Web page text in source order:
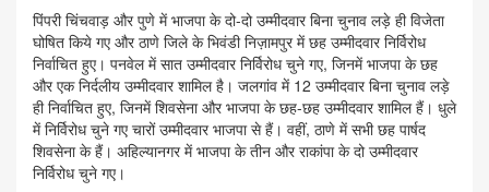
पिंपरी चिंचवाड़ और पुणे में भाजपा के दो-दो उम्मीदवार बिना चुनाव लड़े ही विजेता
घोषित किये गए और ठाणे जिले के भिवंडी निज़ामपुर में छह उम्मीदवार निर्विरोध
निर्वाचित हुए। पनवेल में सात उम्मीदवार निर्विरोध चुने गए, जिनमें भाजपा के छह
और एक निर्दलीय उम्मीदवार शामिल है। जलगांव में 12 उम्मीदवार बिना चुनाव लड़े
ही निर्वाचित हुए, जिनमें शिवसेना और भाजपा के छह-छह उम्मीदवार शामिल हैं। धुले
में निर्विरोध चुने गए चारों उम्मीदवार भाजपा से हैं। वहीं, ठाणे में सभी छह पार्षद
शिवसेना के हैं। अहिल्यानगर में भाजपा के तीन और राकांपा के दो उम्मीदवार
निर्विरोध चुने गए।